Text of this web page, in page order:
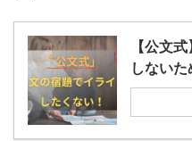
【公文
しない